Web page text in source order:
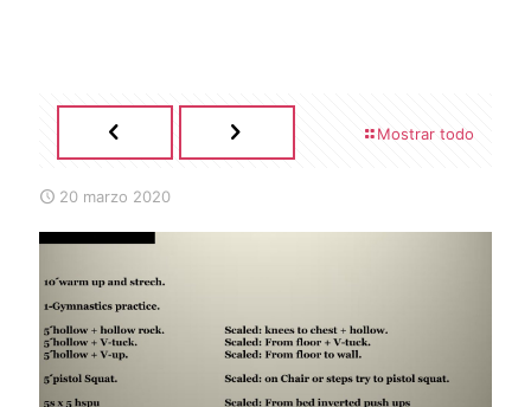
Mostrar todo
20 marzo 2020